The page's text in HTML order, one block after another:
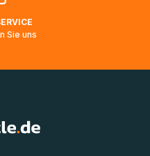
Sie uns